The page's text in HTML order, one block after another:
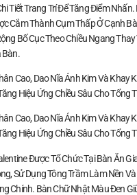
Tiết Trang Trí Để Tăng Điểm
Cắm Thành Cụm Thấp Ở Cạnh
Bố Cục Theo Chiều Ngang
Bàn.
Cao, Dao Nĩa Ánh Kim Và Khay
Hiệu Ứng Chiều Sâu Cho Tổng
Cao, Dao Nĩa Ánh Kim Và Khay
Hiệu Ứng Chiều Sâu Cho Tổng
Được Tổ Chức Tại Bàn Ăn
Sử Dụng Tông Trầm Làm Nền
Chính. Bàn Chữ Nhật Màu Đen